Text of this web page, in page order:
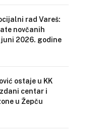
rad Vareš:
novčanih
2026. godine
ostaje u KK
centar i
u Žepču